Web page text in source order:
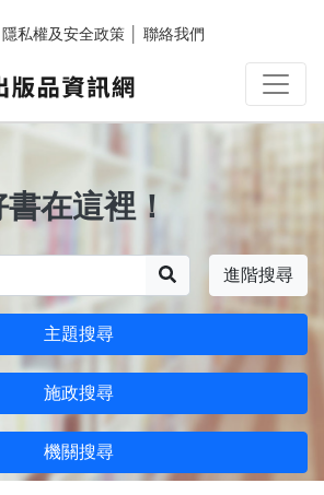
隱私權及安全政策 聯絡我們
在這裡！
進階搜尋
主題搜尋
施政搜尋
機關搜尋